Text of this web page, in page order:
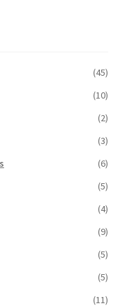
(45)
(10)
(2)
(3)
(6)
(5)
(4)
(9)
(5)
(5)
(11)